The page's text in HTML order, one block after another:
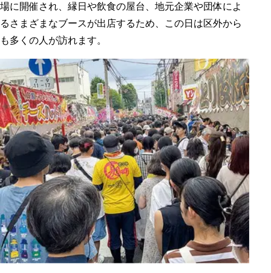
場に開催され、縁日や飲食の屋台、地元企業や団体によ
るさまざまなブースが出店するため、この日は区外から
も多くの人が訪れます。